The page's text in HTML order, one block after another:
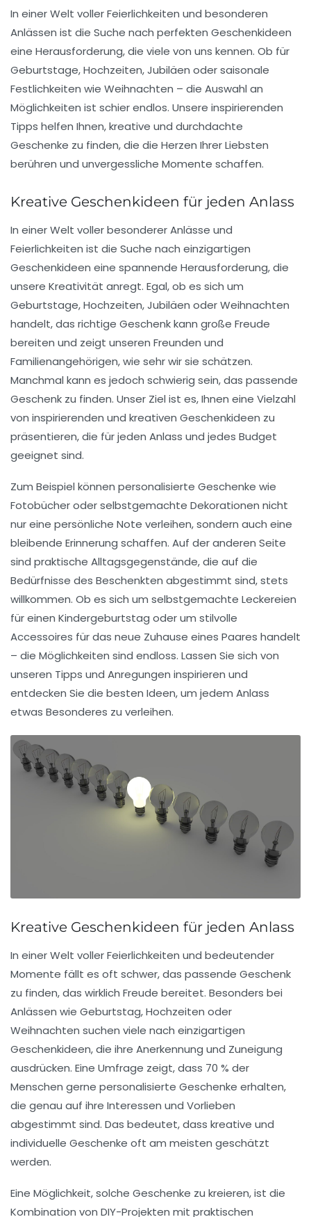
In einer Welt vollerFeierlichkeiten und besonderen
Anlässen ist die Suche nach perfekten Geschenkideen
eine Herausforderung, die viele von uns kennen. Ob für
Geburtstage,Hochzeiten,Jubiläen oder saisonale
Festlichkeiten wie Weihnachten – die Auswahl an
Möglichkeiten ist schier endlos. Unsere inspirierenden
Tipps helfen Ihnen, kreative und durchdachte
Geschenke zu finden, die die Herzen Ihrer Liebsten
berühren und unvergessliche Momente schaffen.
Kreative Geschenkideen für jeden Anlass
In einer Welt voller besonderer Anlässe und
Feierlichkeiten ist die Suche nach einzigartigen
Geschenkideen eine spannende Herausforderung, die
unsere Kreativität anregt. Egal, ob es sich um
Geburtstage,Hochzeiten,Jubiläen oderWeihnachten
handelt, das richtige Geschenk kann große Freude
bereiten und zeigt unseren Freunden und
Familienangehörigen, wie sehr wir sie schätzen.
Manchmal kann es jedoch schwierig sein, das passende
Geschenk zu finden. Unser Ziel ist es, Ihnen eine Vielzahl
von inspirierenden und kreativen Geschenkideen zu
präsentieren, die für jeden Anlass und jedes Budget
geeignet sind.
Zum Beispiel können personalisierte Geschenke wie
Fotobücher oder selbstgemachte Dekorationen nicht
nur eine persönliche Note verleihen, sondern auch eine
bleibende Erinnerung schaffen. Auf der anderen Seite
sind praktische Alltagsgegenstände, die auf die
Bedürfnisse des Beschenkten abgestimmt sind, stets
willkommen. Ob es sich um selbstgemachte Leckereien
für einen Kindergeburtstag oder um stilvolle
Accessoires für das neue Zuhause eines Paares handelt
– die Möglichkeiten sind endloss. Lassen Sie sich von
unseren Tipps und Anregungen inspirieren und
entdecken Sie die besten Ideen, um jedem Anlass
etwas Besonderes zu verleihen.
Kreative Geschenkideen für jeden Anlass
In einer Welt vollerFeierlichkeiten und bedeutender
Momente fällt es oft schwer, das passende Geschenk
zu finden, das wirklich Freude bereitet. Besonders bei
Anlässen wie Geburtstag,Hochzeiten oder
Weihnachten suchen viele nach einzigartigen
Geschenkideen, die ihre Anerkennung und Zuneigung
ausdrücken. Eine Umfrage zeigt, dass 70 % der
Menschen gerne personalisierte Geschenke erhalten,
die genau auf ihre Interessen und Vorlieben
abgestimmt sind. Das bedeutet, dass kreative und
individuelle Geschenke oft am meisten geschätzt
werden.
Eine Möglichkeit, solche Geschenke zu kreieren, ist die
Kombination von DIY-Projekten mit praktischen